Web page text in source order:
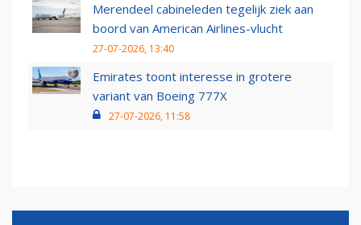
Merendeel cabineleden tegelijk ziek aan
boord van American Airlines-vlucht
27-07-2026, 13:40
Emirates toont interesse in grotere
variant van Boeing 777X
27-07-2026, 11:58